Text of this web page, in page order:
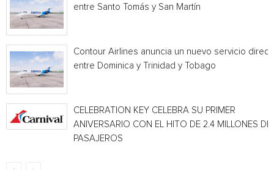
entre Santo Tomás y San Martín
Contour Airlines anuncia un nuevo servicio
entre Dominica y Trinidad y Tobago
CELEBRATION KEY CELEBRA SU PRIMER
ANIVERSARIO CON EL HITO DE 2.4 MILLONES DE
PASAJEROS